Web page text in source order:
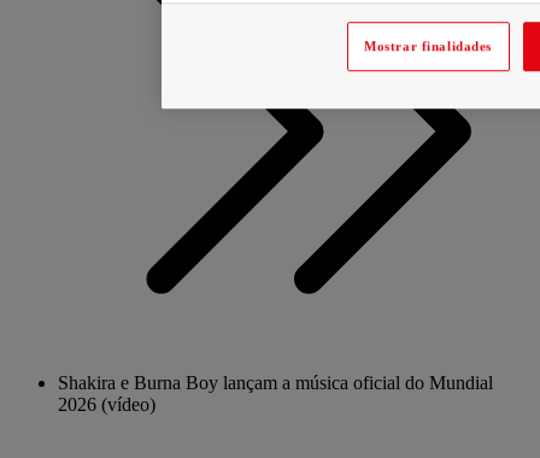
Shakira e Burna Boy lançam a música oficial do Mundial
2026 (vídeo)
Mostrar finalidades